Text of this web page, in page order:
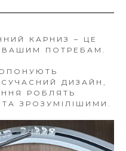
КАРНИЗ – ЦЕ
ВАШИМ ПОТРЕБАМ.
ДИЗАЙН,
РОБЛЯТЬ
ЗРОЗУМІЛІШИМИ.